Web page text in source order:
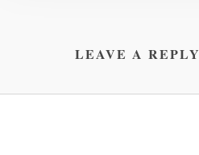
LEAVE A REPLY